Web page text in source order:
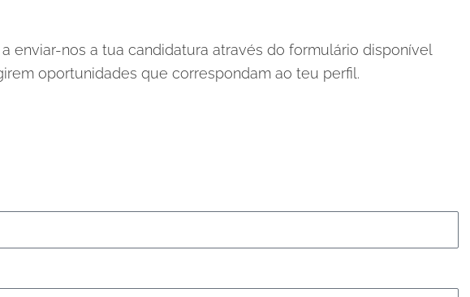
nos a tua candidatura através do formulário disponível
oportunidades que correspondam ao teu perfil.